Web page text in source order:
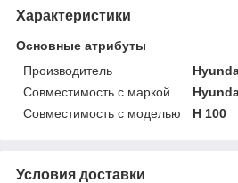
Характеристики
Основные атрибуты
Производитель
Совместимость с маркой
Совместимость с моделью
H 100
Условия доставки